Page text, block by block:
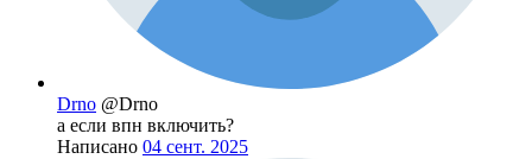
Drno @Drno
а если впн включить?
Написано 04 сент. 2025